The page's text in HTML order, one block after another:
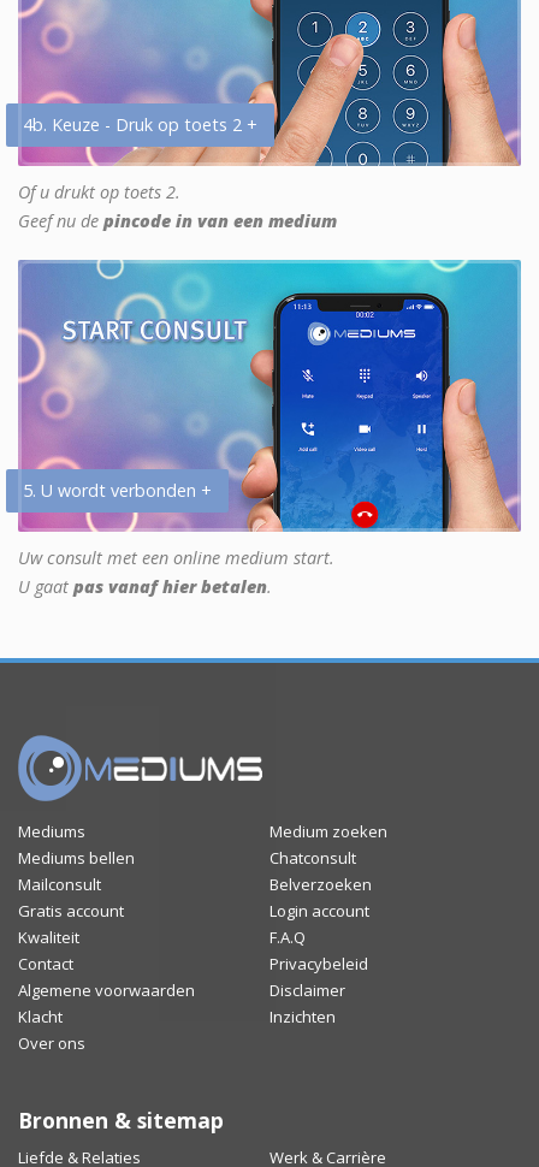
4b. Keuze - Druk op toets 2 +
Of u drukt op toets 2.
Geef nu de pincode in van een medium
5. U wordt verbonden +
Uw consult met een online medium start.
U gaat pas vanaf hier betalen.
Mediums
Medium zoeken
Mediums bellen
Chatconsult
Mailconsult
Belverzoeken
Gratis account
Login account
Kwaliteit
F.A.Q
Contact
Privacybeleid
Algemene voorwaarden
Disclaimer
Klacht
Inzichten
Over ons
Bronnen & sitemap
Liefde & Relaties Werk & Carrière